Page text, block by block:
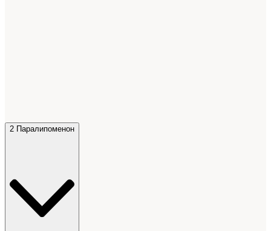
2 Паралипоменон